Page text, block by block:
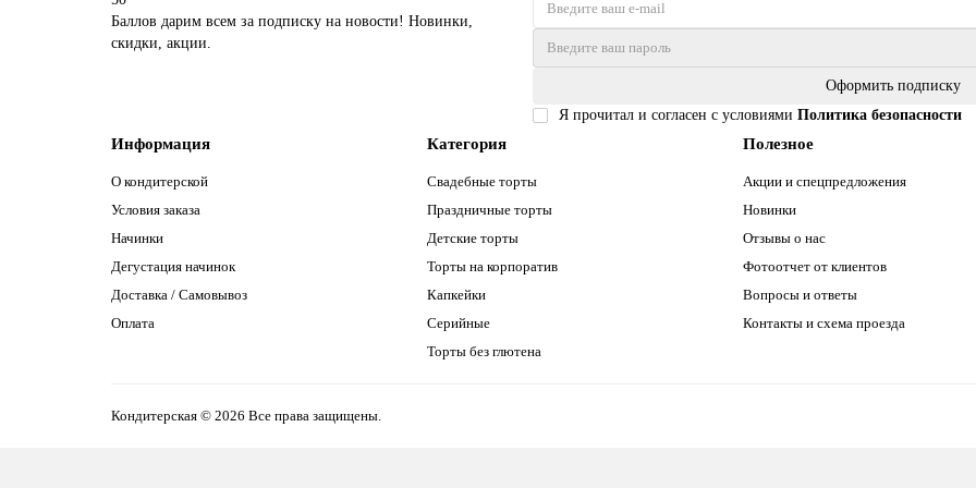
Баллов дарим всем за подписку на новости! Новинки,
скидки, акции.
Оформить подписку
Я прочитал и согласен с условиями Политика безопасности
Информация
О кондитерской
Условия заказа
Начинки
Дегустация начинок
Доставка / Самовывоз
Оплата
Категория
Свадебные торты
Праздничные торты
Детские торты
Торты на корпоратив
Капкейки
Серийные
Торты без глютена
Полезное
Акции и спецпредложения
Новинки
Отзывы о нас
Фотоотчет от клиентов
Вопросы и ответы
Контакты и схема проезда
Кондитерская © 2026 Все права защищены.